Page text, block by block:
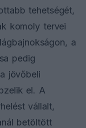
tehetségét,
komoly tervei
a
pedig
jövőbeli
el. A
vállalt,
betöltött